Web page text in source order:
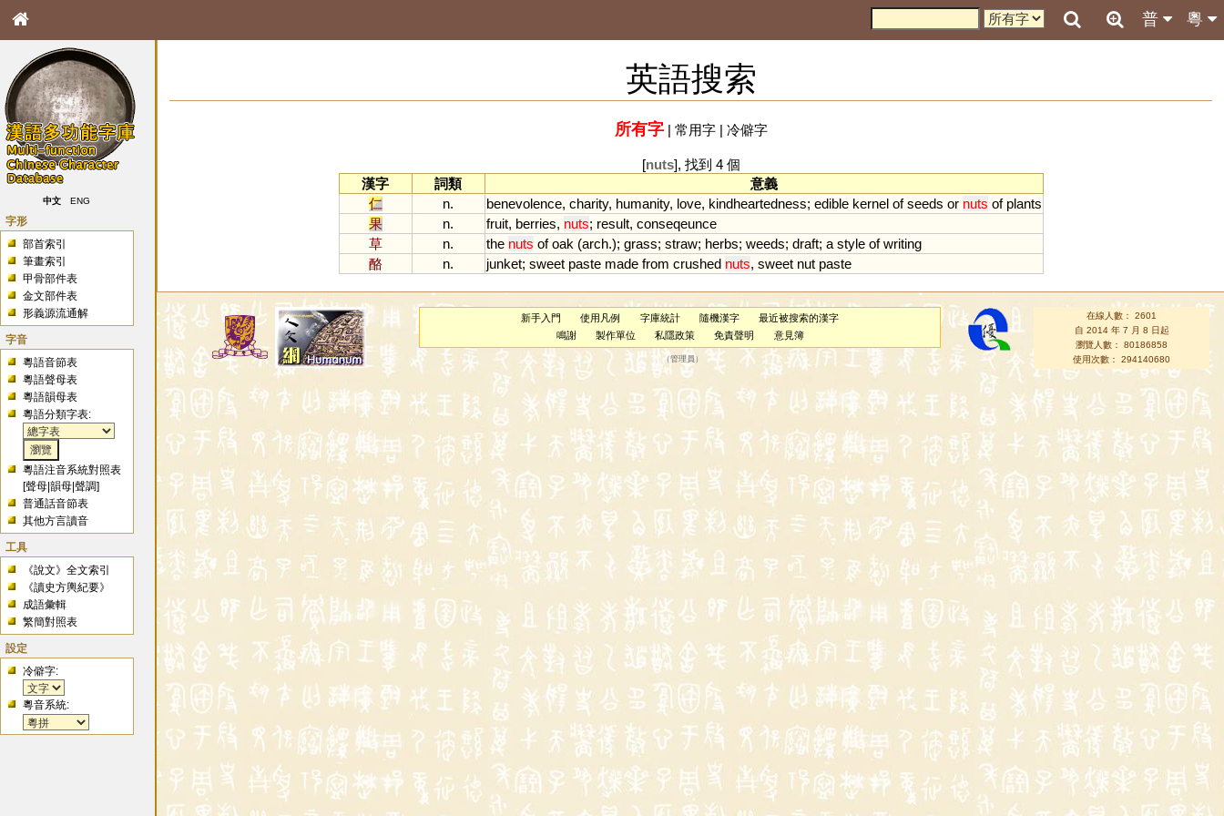
粵
普
中文 ENG
字形
部首索引
筆畫索引
甲骨部件表
金文部件表
形義源流通解
字音
粵語音節表
粵語聲母表
粵語韻母表
粵語分類字表:
粵語注音系統對照表
[聲母 |韻母 |聲調]
普通話音節表
其他方言讀音
工具
《說文》全文索引
《讀史方輿紀要》
成語彙輯
繁簡對照表
設定
冷僻字:
粵音系統:
英語搜索
所有字| 常用字| 冷僻字
[nuts], 找到 4 個
漢字
詞類
意義
仁
n. benevolence, charity, humanity, love, kindheartedness; edible kernel of seeds or nuts of plants
果
n. fruit, berries, nuts; result, conseqeunce
草
n. the nuts of oak (arch.); grass; straw; herbs; weeds; draft; a style of writing
酪
n. junket; sweet paste made from crushed nuts, sweet nut paste
新手入門 使用凡例 字庫統計 隨機漢字
最近被搜索的漢字
鳴謝
製作單位 私隱政策 免責聲明 意見簿
（管理員 ）
在線人數： 2601
自 2014 年 7 月 8 日起
瀏覽人數： 80186858
使用次數： 294140680